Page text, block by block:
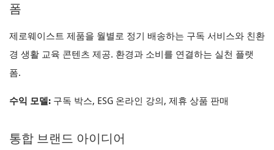
폼
제로웨이스트 제품을 월별로 정기 배송하는 구독 서비스와 친환
경 생활 교육 콘텐츠 제공. 환경과 소비를 연결하는 실천 플랫
폼.
수익 모델: 구독 박스, ESG 온라인 강의, 제휴 상품 판매
통합 브랜드 아이디어